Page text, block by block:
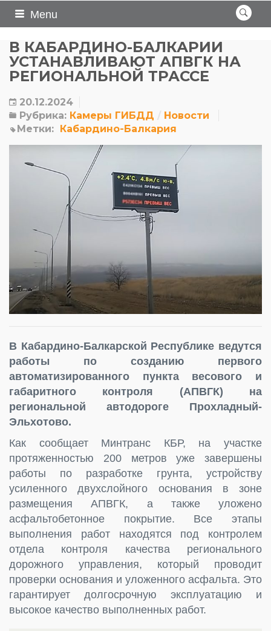
Menu
В КАБАРДИНО-БАЛКАРИИ
УСТАНАВЛИВАЮТ АПВГК НА
РЕГИОНАЛЬНОЙ ТРАССЕ
20.12.2024
Рубрика: Камеры ГИБДД
Новости
Метки: Кабардино-Балкария
В Кабардино-Балкарской Республике ведутся
работы по созданию первого
автоматизированного пункта весового и
габаритного контроля (АПВГК) на
региональной автодороге Прохладный-
Эльхотово.
Как сообщает Минтранс КБР, на участке
протяженностью 200 метров уже завершены
работы по разработке грунта, устройству
усиленного двухслойного основания в зоне
размещения АПВГК, а также уложено
асфальтобетонное покрытие. Все этапы
выполнения работ находятся под контролем
отдела контроля качества регионального
дорожного управления, который проводит
проверки основания и уложенного асфальта. Это
гарантирует долгосрочную эксплуатацию и
высокое качество выполненных работ.